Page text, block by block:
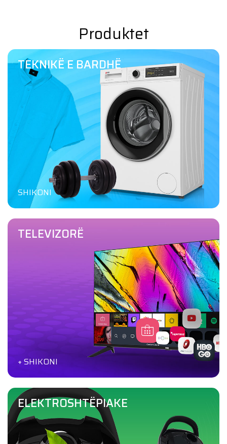
Produktet
TEKNIKË E BARDHË
SHIKONI
TELEVIZORË
+ SHIKONI
ELEKTROSHTËPIAKE